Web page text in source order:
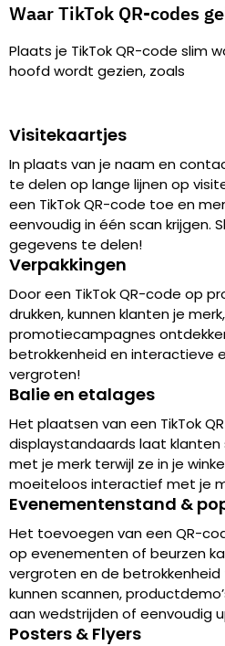
Waar TikTok QR-codes
Plaats je TikTok QR-code slim
hoofd wordt gezien, zoals
Visitekaartjes
In plaats van je naam en
te delen op lange lijnen op
een TikTok QR-code toe en
eenvoudig in één scan krijgen.
gegevens te delen!
Verpakkingen
Door een TikTok QR-code op
drukken, kunnen klanten je
promotiecampagnes
betrokkenheid en interactieve
vergroten!
Balie en etalages
Het plaatsen van een TikTok
displaystandaards laat klanten
met je merk terwijl ze in je
moeiteloos interactief met je
Evenementenstand &
Het toevoegen van een QR-
op evenementen of beurzen
vergroten en de betrokkenheid
kunnen scannen,
aan wedstrijden of eenvoudig
Posters & Flyers